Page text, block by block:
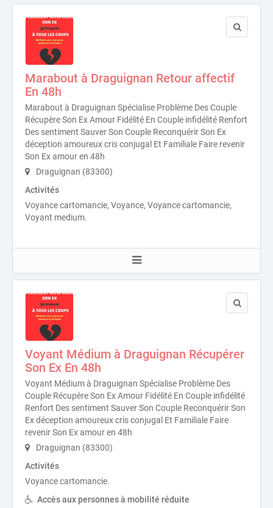
Marabout à Draguignan Retour affectif
En 48h
Marabout à Draguignan Spécialise Problème Des Couple
Récupère Son Ex Amour Fidélité En Couple infidélité Renfort
Des sentiment Sauver Son Couple Reconquérir Son Ex
déception amoureux cris conjugal Et Familiale Faire revenir
Son Ex amour en 48h
Draguignan (83300)
Activités
Voyance cartomancie, Voyance, Voyance cartomancie,
Voyant medium.
Voyant Médium à Draguignan Récupérer
Son Ex En 48h
Voyant Médium à Draguignan Spécialise Problème Des
Couple Récupère Son Ex Amour Fidélité En Couple infidélité
Renfort Des sentiment Sauver Son Couple Reconquérir Son
Ex déception amoureux cris conjugal Et Familiale Faire
revenir Son Ex amour en 48h
Draguignan (83300)
Activités
Voyance cartomancie.
Accès aux personnes à mobilité réduite